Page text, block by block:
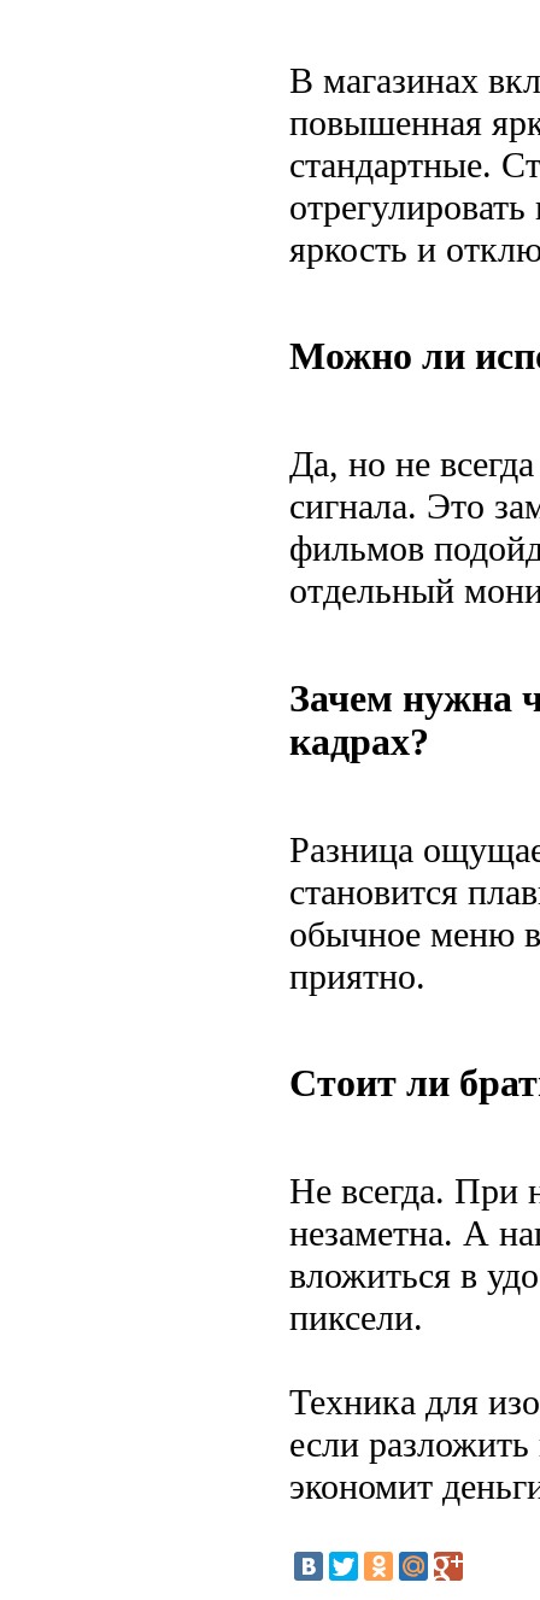
В магазинах
повышенная
стандартные.
яркость и
Можно ли
Да, но не
сигнала. Это
фильмов
отдельный
Зачем нужна
кадрах?
Разница
становится
обычное меню
приятно.
Стоит ли
Не всегда. При
незаметна. А
вложиться в
пиксели.
Техника для
если
экономит